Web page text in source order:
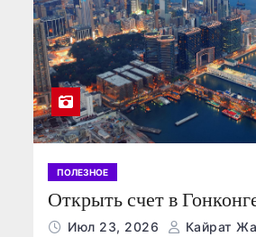
ПОЛЕЗНОЕ
Открыть счет в
Июл 23, 2026 Кайрат